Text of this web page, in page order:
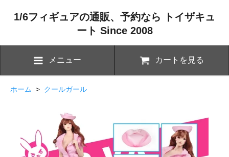
1/6フィギュアの通販、予約なら トイザキュ
ート Since 2008
メニュー カートを見る
ホーム > クールガール